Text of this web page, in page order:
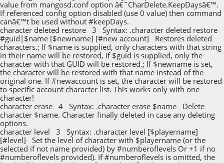
value from mangosd.conf option â€˜CharDelete.KeepDaysâ€™.
If referenced config option disabled (use 0 value) then command
canâ€™t be used without #keepDays.
character deleted restore 3 Syntax: .character deleted restore
#guid|$name [$newname] [#new account] Restores deleted
characters.; If $name is supplied, only characters with that string
in their name will be restored, if $guid is supplied, only the
character with that GUID will be restored.; If $newname is set,
the character will be restored with that name instead of the
original one. If #newaccount is set, the character will be restored
to specific account character list. This works only with one
character!
character erase 4 Syntax: .character erase $name Delete
character $name. Character finally deleted in case any deleting
options.
character level 3 Syntax: .character level [$playername]
[#level] Set the level of character with $playername (or the
selected if not name provided) by #numberoflevels Or +1 if no
#numberoflevels provided). If #numberoflevels is omitted, the